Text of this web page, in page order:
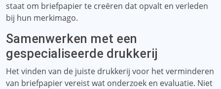
staat om briefpapier te creëren dat opvalt en verleden
bij hun merkimago.
Samenwerken met een
gespecialiseerde drukkerij
Het vinden van de juiste drukkerij voor het verminderen
van briefpapier vereist wat onderzoek en evaluatie. Niet